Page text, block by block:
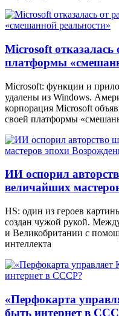
Microsoft отказалась
платформы
Microsoft: функции и
удалены из Windows.
корпорация Microsoft
своей платформы
ИИ оспорил
величайших
HS: один из героев
создан чужой рукой.
и Великобритании с
интеллекта
«Перфокарта
быть интернет в